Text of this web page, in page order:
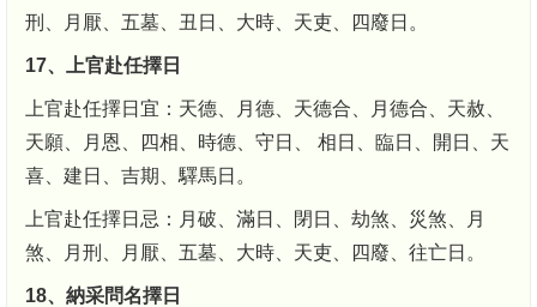
刑、月厭、五墓、丑日、大時、天吏、四廢日。
17、上官赴任擇日
上官赴任擇日宜：天德、月德、天德合、月德合、天赦、
天願、月恩、四相、時德、守日、 相日、臨日、開日、天
喜、建日、吉期、驛馬日。
上官赴任擇日忌：月破、滿日、閉日、劫煞、災煞、月
煞、月刑、月厭、五墓、大時、天吏、四廢、往亡日。
18、納采問名擇日